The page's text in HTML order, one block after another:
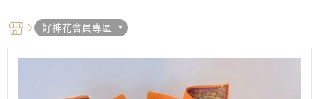
好神花會員專區